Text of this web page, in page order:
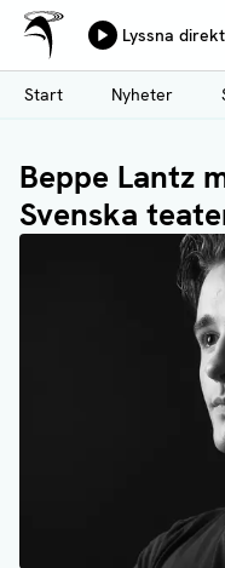
Hoppa
till
huvudinnehåll
Ålands Radio & TV
Lyssna direkt
Start
Nyheter
Beppe Lantz
Svenska